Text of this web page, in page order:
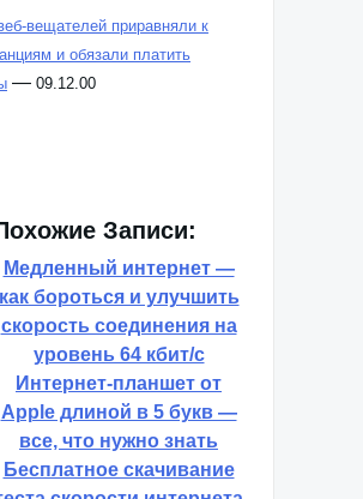
вещателей приравняли к
и обязали платить
— 09.12.00
Записи:
Медленный интернет —
как бороться и улучшить
скорость соединения на
уровень 64 кбит/с
Интернет-планшет от
Apple длиной в 5 букв —
все, что нужно знать
Бесплатное скачивание